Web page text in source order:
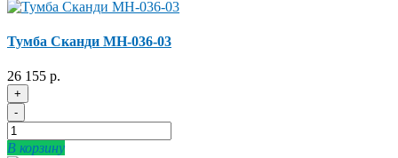
Тумба Сканди МН-036-03
26 155 р.
+
-
В корзину